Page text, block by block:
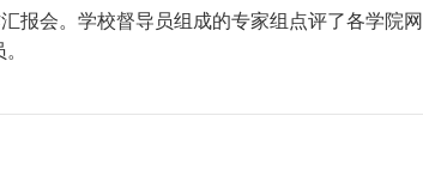
报会。学校督导员组成的专家组点评了各学院网